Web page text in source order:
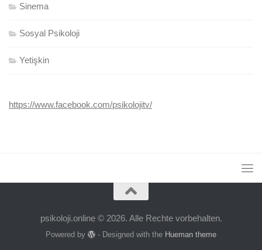
Sinema
Sosyal Psikoloji
Yetişkin
https://www.facebook.com/psikolojitv/
psikoloji.online © 2026. Alle Rechte vorbehalten.
Powered by - Designed with the Hueman theme